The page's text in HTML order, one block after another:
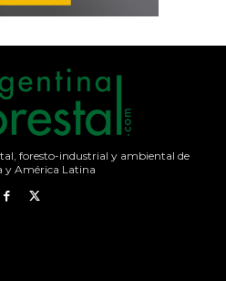
foresto-industrial y ambiental de
y América Latina